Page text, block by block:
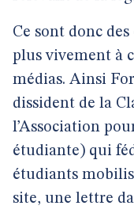
Ce sont donc
plus vivement à
médias. Ainsi
dissident de la
l’Association
étudiante) qui
étudiants
site, une lettre